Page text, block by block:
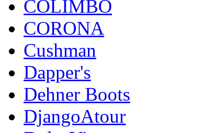
COLIMBO
CORONA
Cushman
Dapper's
Dehner Boots
DjangoAtour